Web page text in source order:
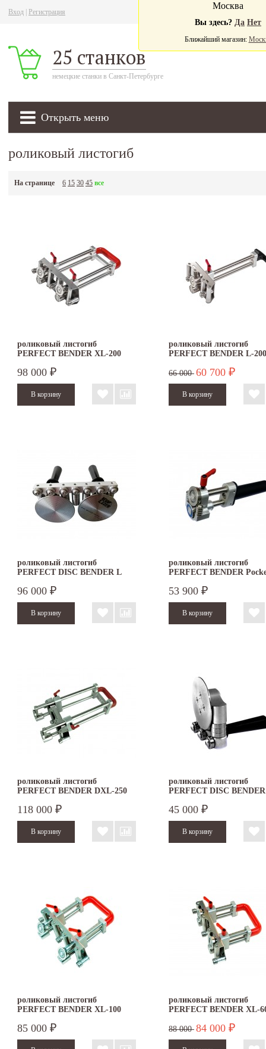
Вход Регистрация
25 станков
немецкие станки в Санкт-Петербурге
Открыть меню
Москва
Вы здесь? Да Нет
Ближайший магазин:
роликовый листогиб
На странице 6 15 30 45 все
роликовый листогиб
PERFECT BENDER XL-200
98 000 ₽
роликовый листогиб
PERFECT BENDER L-200
66 000 60 700 ₽
роликовый листогиб
PERFECT DISC BENDER L
96 000 ₽
роликовый листогиб
PERFECT BENDER
53 900 ₽
роликовый листогиб
PERFECT BENDER DXL-250
118 000 ₽
роликовый листогиб
PERFECT DISC
45 000 ₽
роликовый листогиб
PERFECT BENDER XL-100
85 000 ₽
роликовый листогиб
PERFECT BENDER XL-
88 000 84 000 ₽